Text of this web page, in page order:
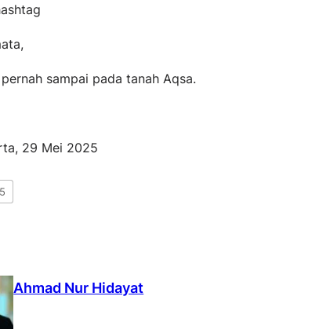
sampai pada tanah Aqsa.
29 Mei 2025
5
Ahmad Nur Hidayat